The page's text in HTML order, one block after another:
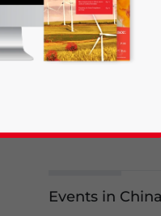
help
About Us
Events in China